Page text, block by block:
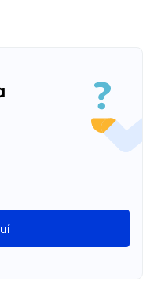
de